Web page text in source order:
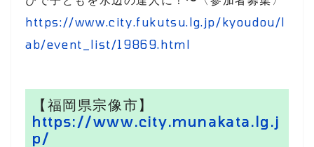
https://www.city.fukutsu.lg.jp/kyoudou/l
ab/event_list/19869.html
【福岡県宗像市】
https://www.city.munakata.lg.j
p/